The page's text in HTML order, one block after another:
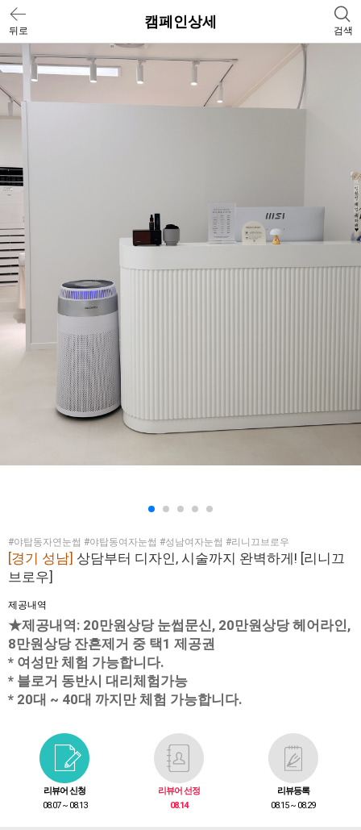
뒤로
캠페인상세
검색
#야탑동자연눈썹 #야탑동여자눈썹 #성남여자눈썹 #리니끄브로우
[경기 성남] 상담부터 디자인, 시술까지 완벽하게! [리니끄
브로우]
제공내역
★제공내역: 20만원상당 눈썹문신, 20만원상당 헤어라인,
8만원상당 잔흔제거 중 택1 제공권
* 여성만 체험 가능합니다.
* 블로거 동반시 대리체험가능
* 20대 ~ 40대 까지만 체험 가능합니다.
리뷰어 신청
08.07 ~ 08.13
리뷰어 선정
08.14
리뷰등록
08.15 ~ 08.29